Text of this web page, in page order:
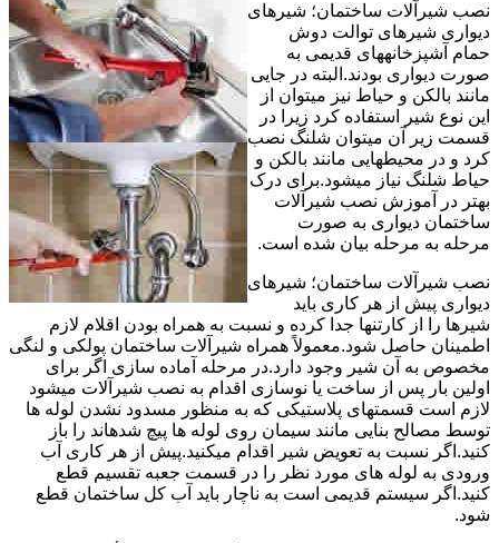
نصب شیرآلات ساختمان؛ شیرهای
دیواری شیرهای توالت دوش
حمام آشپزخانههای قدیمی به
صورت دیواری بودند.البته در جایی
مانند بالکن و حیاط نیز میتوان از
این نوع شیر استفاده کرد زیرا در
قسمت زیر آن میتوان شلنگ نصب
کرد و در محیطهایی مانند بالکن و
حیاط شلنگ نیاز میشود.برای درک
بهتر در آموزش نصب شیرآلات
ساختمان دیواری به صورت
مرحله به مرحله بیان شده است.
نصب شیرآلات ساختمان؛ شیرهای
دیواری پیش از هر کاری باید
شیرها را از کارتنها جدا کرده و نسبت به همراه بودن اقلام لازم
اطمینان حاصل شود.معمولاً همراه شیرآلات ساختمان پولکی و لنگی
مخصوص به آن شیر وجود دارد.در مرحله آماده سازی اگر برای
اولین بار پس از ساخت یا نوسازی اقدام به نصب شیرآلات میشود
لازم است قسمتهای پلاستیکی که به منظور مسدود نشدن لوله ها
توسط مصالح بنایی مانند سیمان روی لوله ها پیچ شدهاند را باز
کنید.اگر نسبت به تعویض شیر اقدام میکنید.پیش از هر کاری آب
ورودی به لوله های مورد نظر را در قسمت جعبه تقسیم قطع
کنید.اگر سیستم قدیمی است به ناچار باید آب کل ساختمان قطع
شود.